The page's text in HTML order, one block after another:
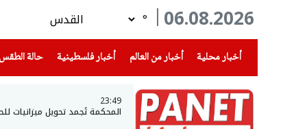
06.08.2026
°
أخبار محلية
(current) أخبار من العالم أخبار فلسطينية(current) حالة الطقس
23:49
المحكمة تُجمد تحويل ميزانيات